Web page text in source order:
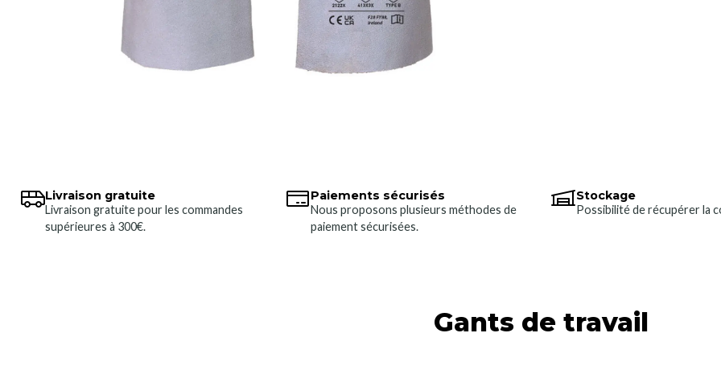
Livraison gratuite
Livraison gratuite pour les commandes
supérieures à 300€.
Paiements sécurisés
Nous proposons plusieurs méthodes de
paiement sécurisées.
Stockage
Possibilité de récupérer la
Gants de travail